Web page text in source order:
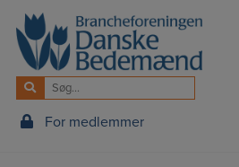
Hop
indholdet
For medlemmer